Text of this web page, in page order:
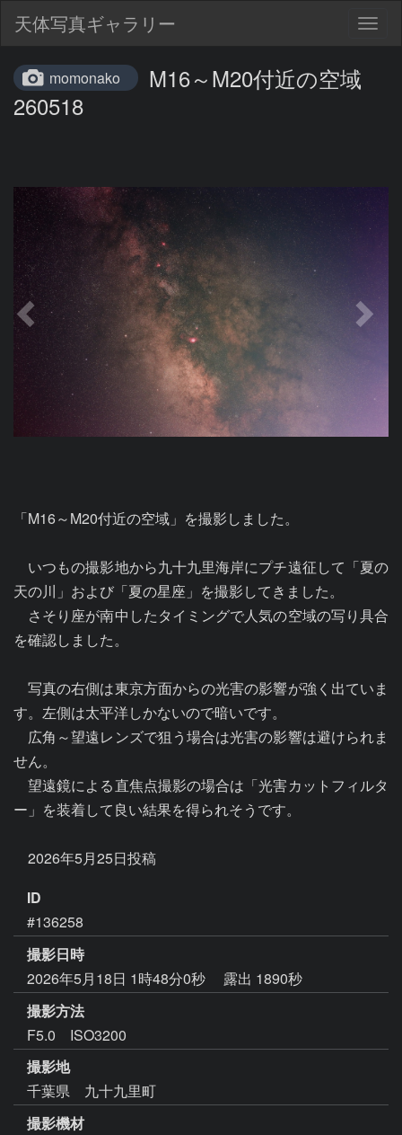
天体写真ギャラリー
momonako
M16～M20付近の空域
260518
「M16～M20付近の空域」を撮影しました。
いつもの撮影地から九十九里海岸にプチ遠征して「夏の
天の川」および「夏の星座」を撮影してきました。
さそり座が南中したタイミングで人気の空域の写り具合
を確認しました。
写真の右側は東京方面からの光害の影響が強く出ていま
す。左側は太平洋しかないので暗いです。
広角～望遠レンズで狙う場合は光害の影響は避けられま
せん。
望遠鏡による直焦点撮影の場合は「光害カットフィルタ
ー」を装着して良い結果を得られそうです。
ID
#136258
撮影日時
2026年5月18日 1時48分0秒
露出 1890秒
撮影方法
F5.0 ISO3200
撮影地
千葉県 九十九里町
撮影機材